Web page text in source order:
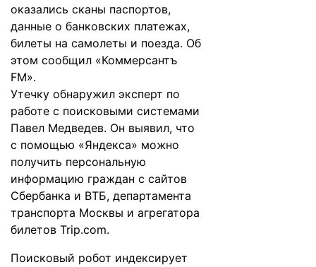
оказались сканы паспортов,
данные о банковских платежах,
билеты на самолеты и поезда. Об
этом сообщил «Коммерсантъ
FM».
Утечку обнаружил эксперт по
работе с поисковыми системами
Павел Медведев. Он выявил, что
с помощью «Яндекса» можно
получить персональную
информацию граждан с сайтов
Сбербанка и ВТБ, департамента
транспорта Москвы и агрегатора
билетов Trip.com.
Поисковый робот индексирует